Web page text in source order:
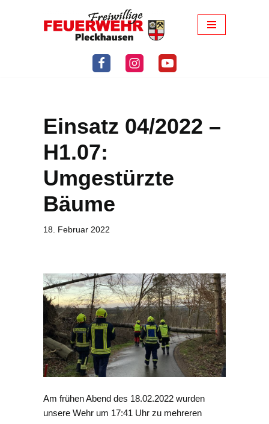
Einsatz 04/2022 –
H1.07:
Umgestürzte
Bäume
18. Februar 2022
Am frühen Abend des 18.02.2022 wurden
unsere Wehr um 17:41 Uhr zu mehreren